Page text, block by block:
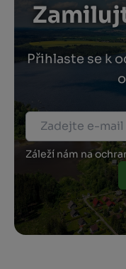
Přihlaste se k
Záleží nám na